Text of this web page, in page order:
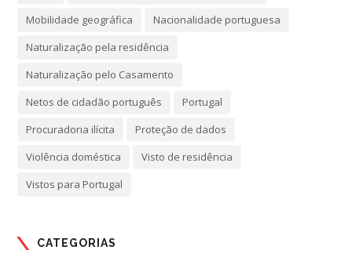
Mobilidade geográfica
Nacionalidade portuguesa
Naturalização pela residência
Naturalização pelo Casamento
Netos de cidadão português
Portugal
Procuradoria ilícita
Proteção de dados
Violência doméstica
Visto de residência
Vistos para Portugal
CATEGORIAS